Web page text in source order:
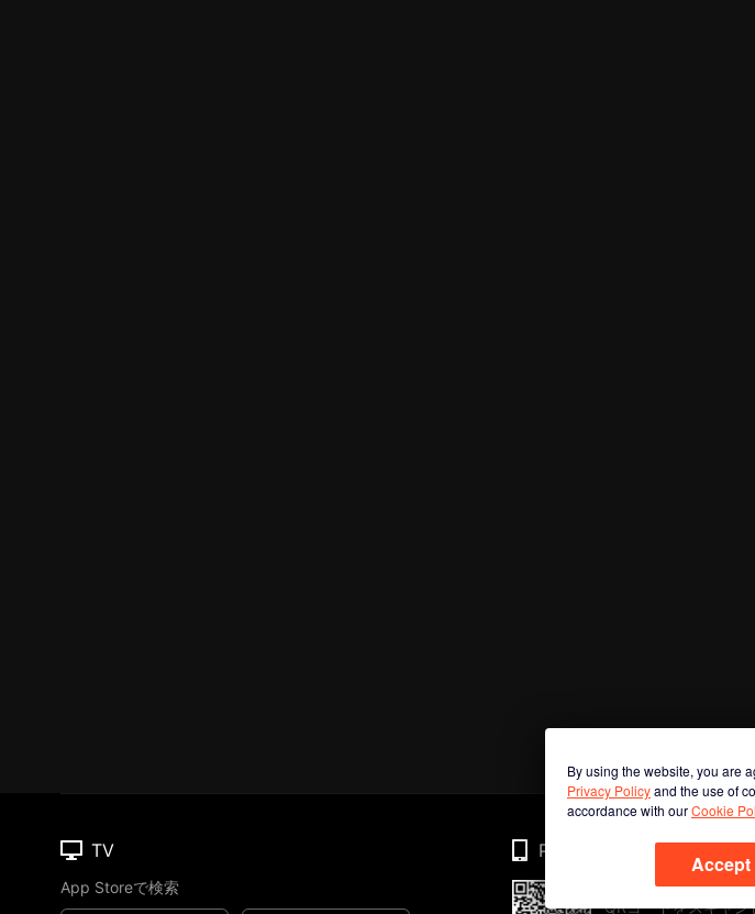
By using the website, you are
Privacy Policyand the use of
accordance with ourCookie
Accept
TV
App Storeで検索
Phone
QRコードをスキャン